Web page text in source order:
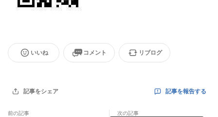
いいね コメント リブログ
記事をシェア 記事を報告する
前の記事 次の記事